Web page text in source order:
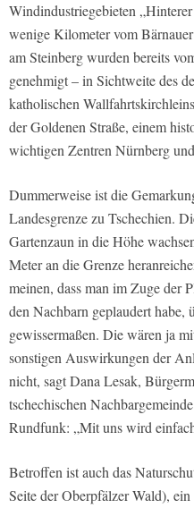
Windindustriegebieten
wenige Kilometer vom
am Steinberg wurden bereits
genehmigt – in Sichtweite des
katholischen
der Goldenen Straße, einem
wichtigen Zentren Nürnberg
Dummerweise ist die
Landesgrenze zu Tschechien.
Gartenzaun in die Höhe
Meter an die Grenze
meinen, dass man im Zuge der
den Nachbarn geplaudert habe,
gewissermaßen. Die wären ja
sonstigen Auswirkungen der
nicht, sagt Dana Lesak,
tschechischen
Rundfunk: „Mit uns wird
Betroffen ist auch das
Seite der Oberpfälzer Wald),